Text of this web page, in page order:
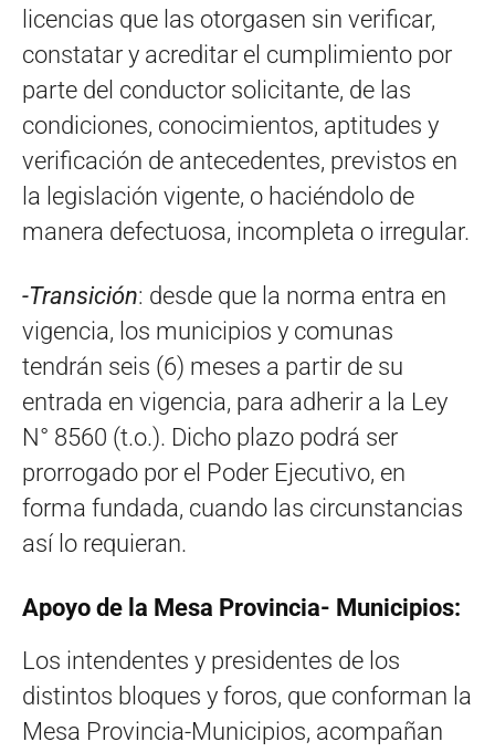
licencias que las otorgasen sin verificar,
constatar y acreditar el cumplimiento por
parte del conductor solicitante, de las
condiciones, conocimientos, aptitudes y
verificación de antecedentes, previstos en
la legislación vigente, o haciéndolo de
manera defectuosa, incompleta o irregular.
-Transición: desde que la norma entra en
vigencia, los municipios y comunas
tendrán seis (6) meses a partir de su
entrada en vigencia, para adherir a la Ley
N° 8560 (t.o.). Dicho plazo podrá ser
prorrogado por el Poder Ejecutivo, en
forma fundada, cuando las circunstancias
así lo requieran.
Apoyo de la Mesa Provincia- Municipios:
Los intendentes y presidentes de los
distintos bloques y foros, que conforman la
Mesa Provincia-Municipios, acompañan